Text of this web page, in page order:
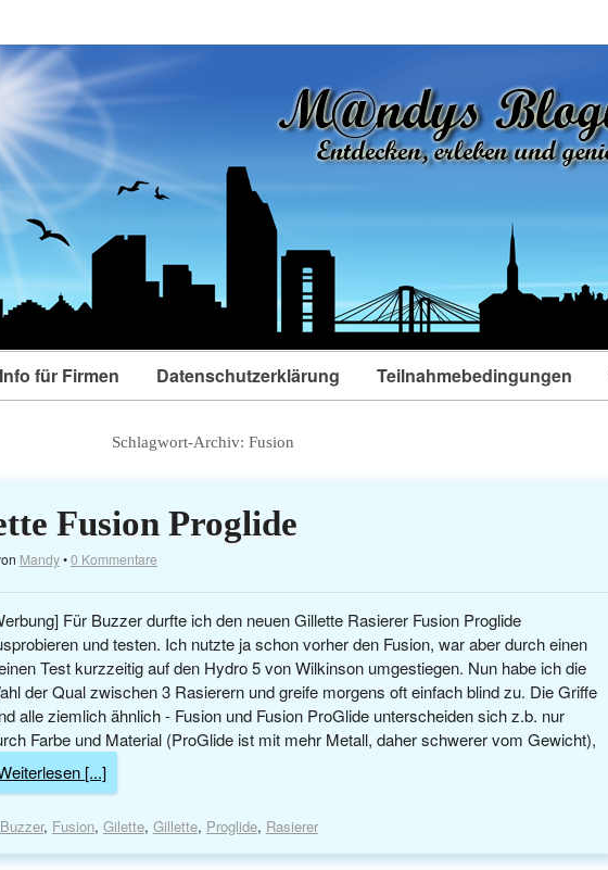
Info für Firmen Datenschutzerklärung Teilnahmebedingungen
Schlagwort-Archiv:Fusion
Fusion Proglide
Mandy•0 Kommentare
Für Buzzer durfte ich den neuen Gillette Rasierer Fusion Proglide
und testen. Ich nutzte ja schon vorher den Fusion, war aber durch einen
Test kurzzeitig auf den Hydro 5 von Wilkinson umgestiegen. Nun habe ich die
der Qual zwischen 3 Rasierern und greife morgens oft einfach blind zu. Die Griffe
alle ziemlich ähnlich - Fusion und Fusion ProGlide unterscheiden sich z.b. nur
Farbe und Material (ProGlide ist mit mehr Metall, daher schwerer vom Gewicht),
[...]
Buzzer, Fusion, Gilette, Gillette, Proglide, Rasierer